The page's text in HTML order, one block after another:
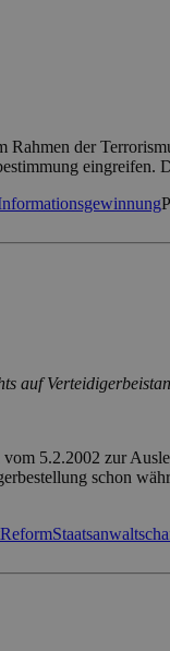
der
eingreifen.
auf
5.2.2002 zur
schon
Reform